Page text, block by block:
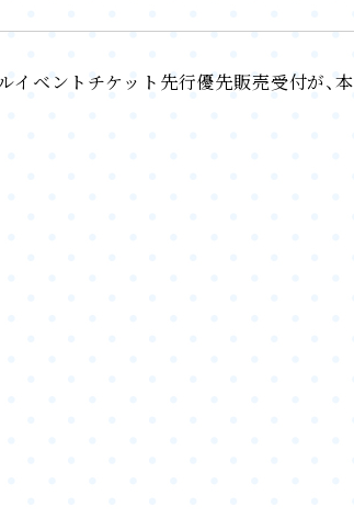
イベントチケット先行優先販売受付が、